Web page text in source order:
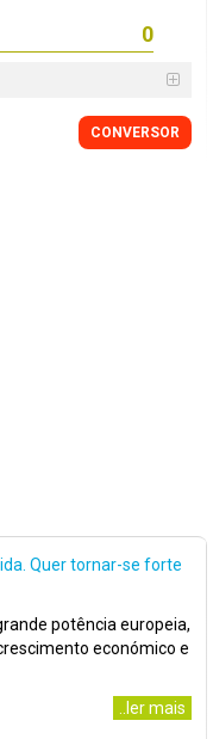
CONVERSOR
Quer tornar-se forte
potência europeia,
económico e
..ler mais